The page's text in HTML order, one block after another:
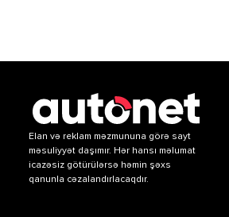
Elan və reklam məzmununa görə sayt
məsuliyyət daşımır. Hər hansı məlumat
icazəsiz götürülərsə həmin şəxs
qanunla cəzalandırlacaqdır.